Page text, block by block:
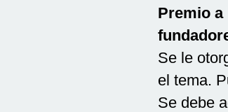
Premio a
Se le
el tema.
Se debe